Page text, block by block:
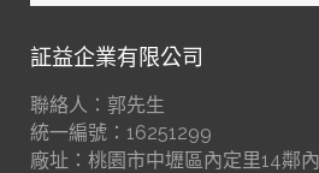
証益企業有限公司
聯絡人：郭先生
統一編號：16251299
廠址：桃園市中壢區內定里14鄰